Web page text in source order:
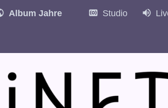
Album Jahre Studio